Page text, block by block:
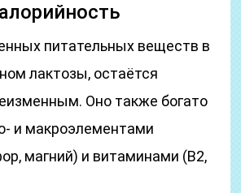
питательных веществ в
лактозы, остаётся
Оно также богато
и макроэлементами
магний) и витаминами (В2,